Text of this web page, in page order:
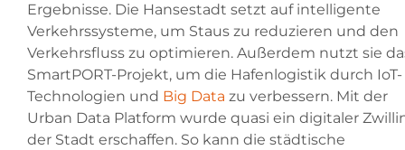
Ergebnisse. Die Hansestadt setzt auf intelligente
Verkehrssysteme, um Staus zu reduzieren und den
Verkehrsfluss zu optimieren. Außerdem nutzt sie
SmartPORT-Projekt, um die Hafenlogistik durch IoT-
Technologien und Big Data zu verbessern. Mit der
Urban Data Platform wurde quasi ein digitaler
der Stadt erschaffen. So kann die städtische